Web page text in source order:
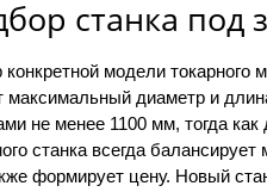
станка под
модели токарного
максимальный диаметр и
не менее 1100 мм, тогда
станка всегда
формирует цену. Новый